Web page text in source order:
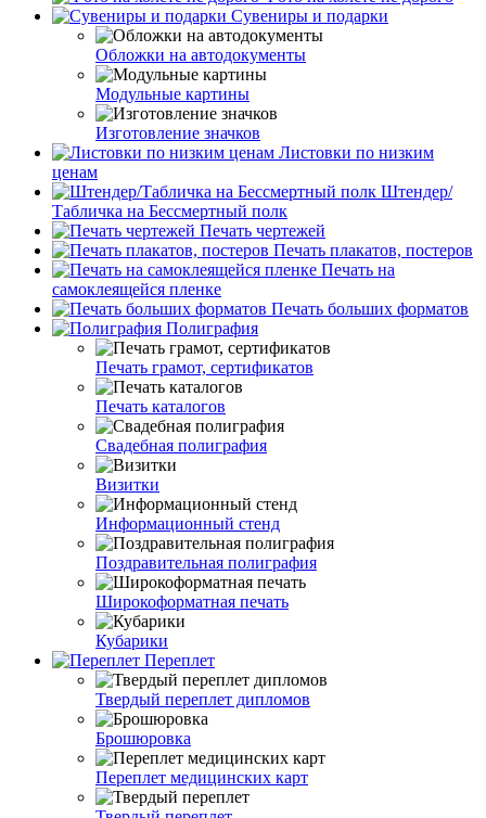
Сувениры и подарки
Обложки на автодокументы
Модульные картины
Изготовление значков
Листовки по низким
ценам
Штендер/
Табличка на Бессмертный полк
Печать чертежей
Печать плакатов, постеров
Печать на
самоклеящейся пленке
Печать больших форматов
Полиграфия
Печать грамот, сертификатов
Печать каталогов
Свадебная полиграфия
Визитки
Информационный стенд
Поздравительная полиграфия
Широкоформатная печать
Кубарики
Переплет
Твердый переплет дипломов
Брошюровка
Переплет медицинских карт